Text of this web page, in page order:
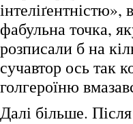
фабульна точка,
розписали б на
сучавтор ось так
голгероїню
Далі більше.